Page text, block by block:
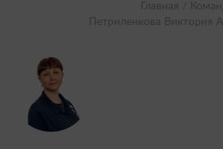
Главная /
Петриленкова Виктория